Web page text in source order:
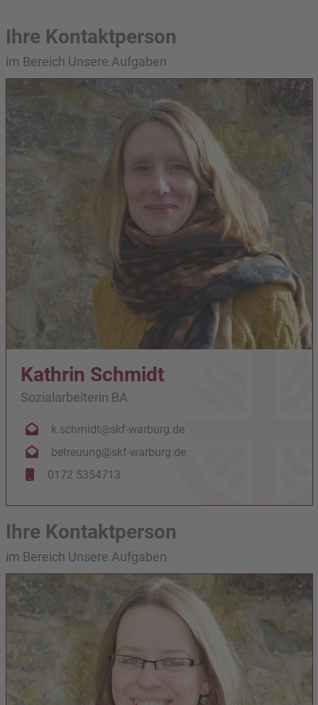
Ihre Kontaktperson
im Bereich Unsere Aufgaben
Kathrin Schmidt
Sozialarbeiterin BA
k.schmidt@skf-warburg.de
betreuung@skf-warburg.de
0172 5354713
Ihre Kontaktperson
im Bereich Unsere Aufgaben